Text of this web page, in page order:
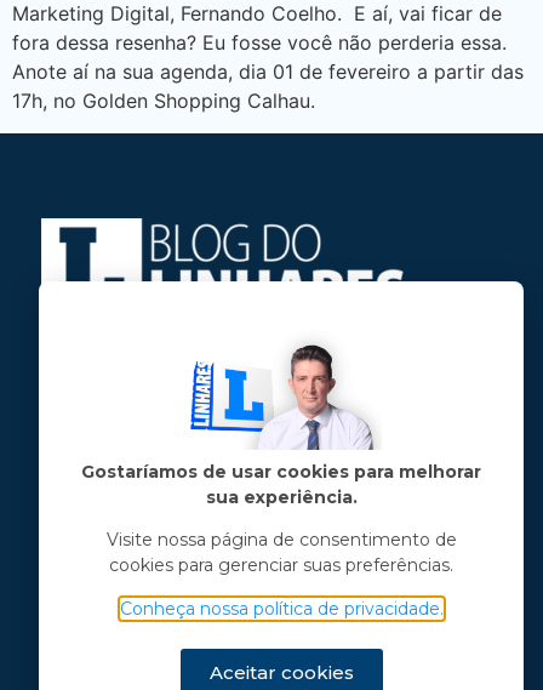
Marketing Digital, Fernando Coelho. E aí, vai ficar de
fora dessa resenha? Eu fosse você não perderia essa.
Anote aí na sua agenda, dia 01 de fevereiro a partir das
17h, no Golden Shopping Calhau.
Jose Linhares Jr é maranhense.
Formado em Jornalismo, estudou filosofia
e tem pós-graduações em ciência política
e marketing político.
Menu principal
Notícias
Opinião
Chama o Linhares
Gostaríamos de usar cookies para melhorar
sua experiência.
Visite nossa página de consentimento de
cookies para gerenciar suas preferências.
Conheça nossa política de privacidade.
Aceitar cookies